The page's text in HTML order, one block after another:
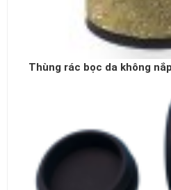
Thùng rác bọc da không